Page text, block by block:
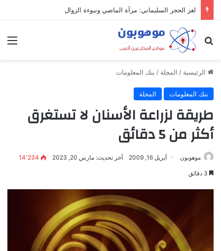
لغز الحجر السليماني: مرآة الماضي ونبوءة الزوال
بحث عن
الرئيسية / المجلة / بنك المعلومات
بنك المعلومات المجلة
طريقة لزراعة الأسنان لا تستغرق
أكثر من 5 دقائق
موهوبون أبريل 16, 2009 آخر تحديث: مارس 20, 2023 14٬234